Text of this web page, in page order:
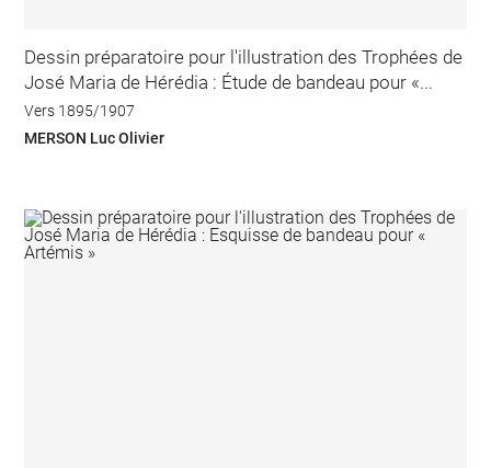
Dessin préparatoire pour l'illustration des Trophées de
José Maria de Hérédia : Étude de bandeau pour «...
Vers 1895/1907
MERSON Luc Olivier